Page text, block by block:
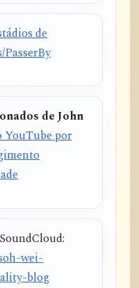
de
de John
YouTube por
wei-
blog